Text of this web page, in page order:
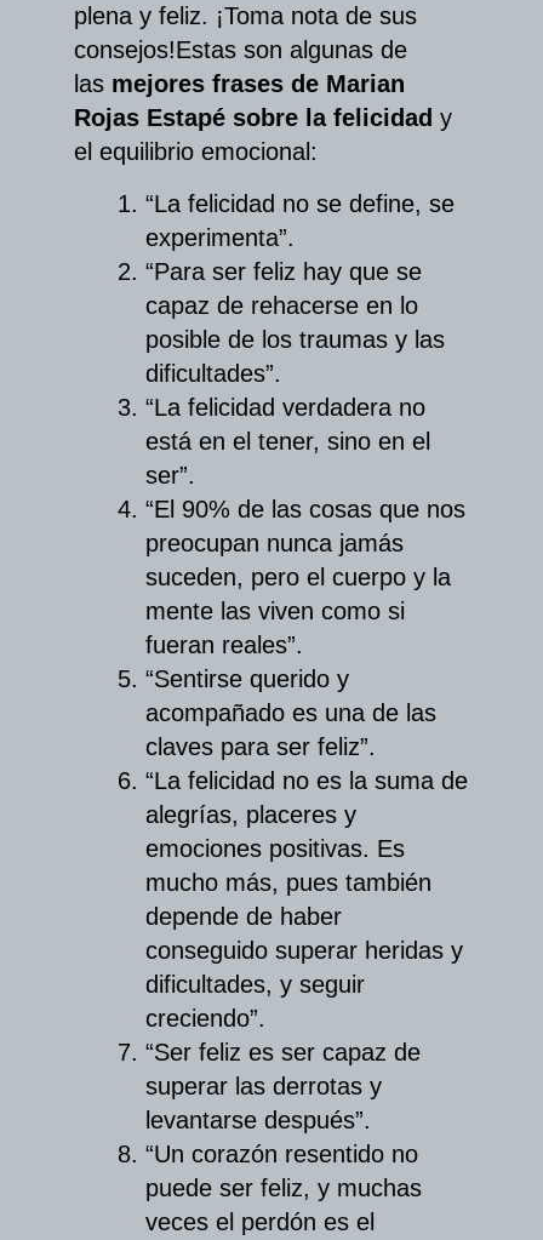
plena y feliz. ¡Toma nota de sus
consejos!Estas son algunas de
las mejores frases de Marian
Rojas Estapé sobre la felicidad y
el equilibrio emocional:
“La felicidad no se define, se
experimenta”.
“Para ser feliz hay que se
capaz de rehacerse en lo
posible de los traumas y las
dificultades”.
“La felicidad verdadera no
está en el tener, sino en el
ser”.
“El 90% de las cosas que nos
preocupan nunca jamás
suceden, pero el cuerpo y la
mente las viven como si
fueran reales”.
“Sentirse querido y
acompañado es una de las
claves para ser feliz”.
“La felicidad no es la suma de
alegrías, placeres y
emociones positivas. Es
mucho más, pues también
depende de haber
conseguido superar heridas y
dificultades, y seguir
creciendo”.
“Ser feliz es ser capaz de
superar las derrotas y
levantarse después”.
“Un corazón resentido no
puede ser feliz, y muchas
veces el perdón es el